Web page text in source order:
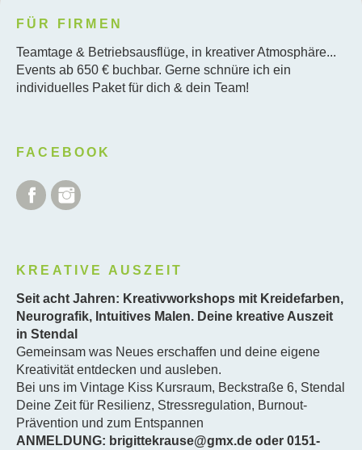
FÜR FIRMEN
Teamtage & Betriebsausflüge, in kreativer Atmosphäre...
Events ab 650 € buchbar. Gerne schnüre ich ein
individuelles Paket für dich & dein Team!
FACEBOOK
Facebook
KREATIVE AUSZEIT
Seit acht Jahren: Kreativworkshops mit Kreidefarben,
Neurografik, Intuitives Malen. Deine kreative Auszeit
in Stendal
Gemeinsam was Neues erschaffen und deine eigene
Kreativität entdecken und ausleben.
Bei uns im Vintage Kiss Kursraum, Beckstraße 6, Stendal
Deine Zeit für Resilienz, Stressregulation, Burnout-
Prävention und zum Entspannen
ANMELDUNG: brigittekrause@gmx.de oder 0151-